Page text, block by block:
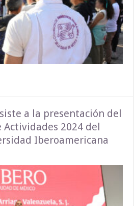
a la presentación del
2024 del
Iberoamericana